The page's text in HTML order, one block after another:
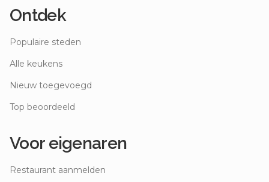
Ontdek
Populaire steden
Alle keukens
Nieuw toegevoegd
Top beoordeeld
Voor eigenaren
Restaurant aanmelden